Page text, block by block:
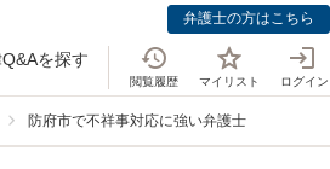
弁護士の方はこちら
を探す
閲覧履歴 マイリスト ログイン
防府市で不祥事対応に強い弁護士